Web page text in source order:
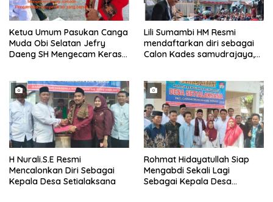
Ketua Umum Pasukan Canga
Muda Obi Selatan Jefry
Daeng SH Mengecam Keras
Lili Sumambi HM Resmi
mendaftarkan diri sebagai
Calon Kades samudrajaya,
H Nurali.S.E Resmi
Mencalonkan Diri Sebagai
Kepala Desa Setialaksana
Rohmat Hidayatullah Siap
Mengabdi Sekali Lagi
Sebagai Kepala Desa